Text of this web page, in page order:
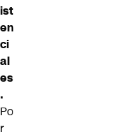
ist
en
ci
al
es
.
Po
r